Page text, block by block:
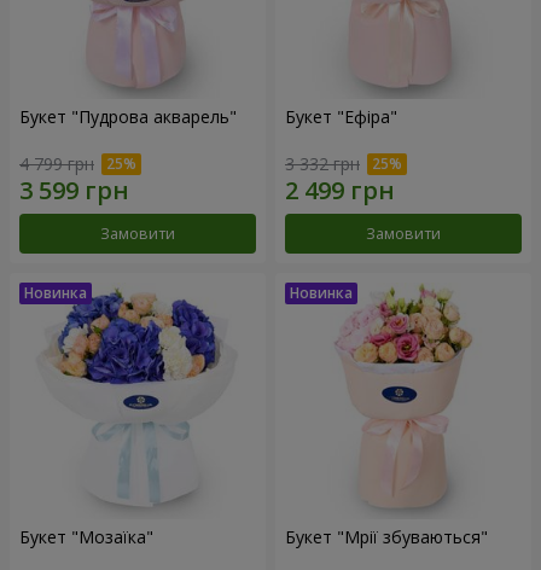
Букет "Пудрова акварель"
4 799 грн
Замовити
Букет "Ефіра"
3 332 грн
Замовити
Букет "Мозаїка" Букет "Мрії збуваються"